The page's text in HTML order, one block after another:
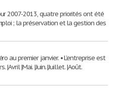
2007-2013, quatre priorités ont été
; la préservation et la gestion des
au premier janvier. • L’entreprise est
|Avril |Mai. |Juin. |Juillet. |Août.